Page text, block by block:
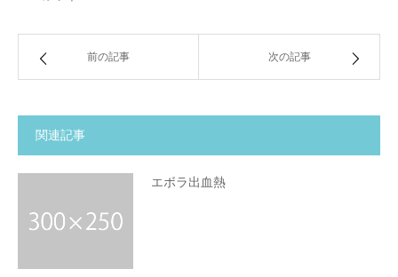
前の記事 次の記事
関連記事
エボラ出血熱